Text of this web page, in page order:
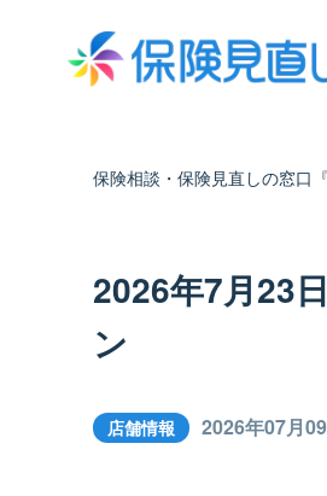
保険相談・保険見直しの窓口
2026年7月23
ン
店舗情報 2026年07月